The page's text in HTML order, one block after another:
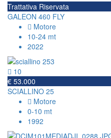
Trattativa Riservata
GALEON 460 FLY
Motore
10-24 mt
2022
10
€ 53.000
SCIALLINO 25
Motore
0-10 mt
1992